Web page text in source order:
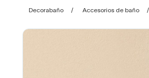
Decorabaño Accesorios de baño